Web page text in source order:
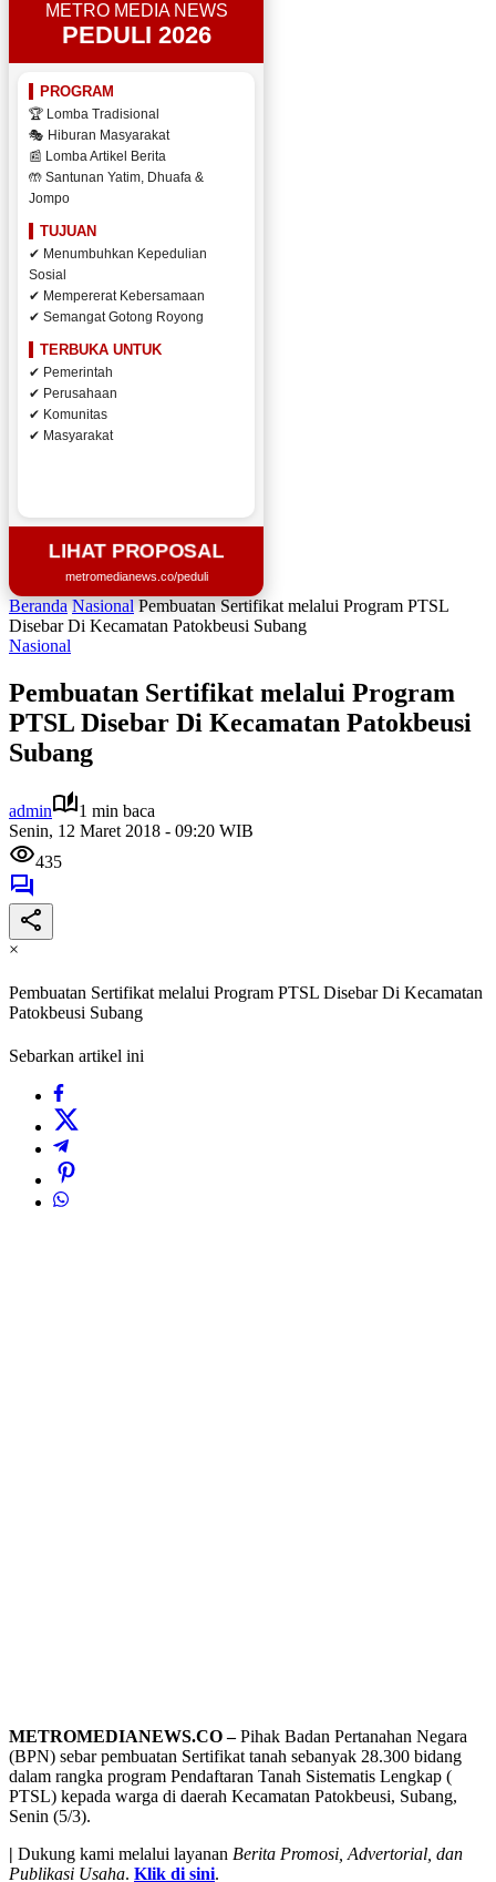
METRO MEDIA NEWS
PEDULI 2026
PROGRAM
🏆 Lomba Tradisional
🎭 Hiburan Masyarakat
📰 Lomba Artikel Berita
🤲 Santunan Yatim, Dhuafa &
Jompo
TUJUAN
✔ Menumbuhkan Kepedulian
Sosial
✔ Mempererat Kebersamaan
✔ Semangat Gotong Royong
TERBUKA UNTUK
✔ Pemerintah
✔ Perusahaan
✔ Komunitas
✔ Masyarakat
LIHAT PROPOSAL
metromedianews.co/peduli
Beranda Nasional Pembuatan Sertifikat melalui Program PTSL
Disebar Di Kecamatan Patokbeusi Subang
Nasional
Pembuatan Sertifikat melalui Program
PTSL Disebar Di Kecamatan Patokbeusi
Subang
admin
1 min baca
Senin, 12 Maret 2018 - 09:20 WIB
435
×
Pembuatan Sertifikat melalui Program PTSL Disebar Di Kecamatan
Patokbeusi Subang
Sebarkan artikel ini
METROMEDIANEWS.CO –Pihak Badan Pertanahan Negara
(BPN) sebar pembuatan Sertifikat tanah sebanyak 28.300 bidang
dalam rangka program Pendaftaran Tanah Sistematis Lengkap (
PTSL) kepada warga di daerah Kecamatan Patokbeusi, Subang,
Senin (5/3).
| Dukung kami melalui layanan Berita Promosi, Advertorial, dan
Publikasi Usaha. Klik di sini.